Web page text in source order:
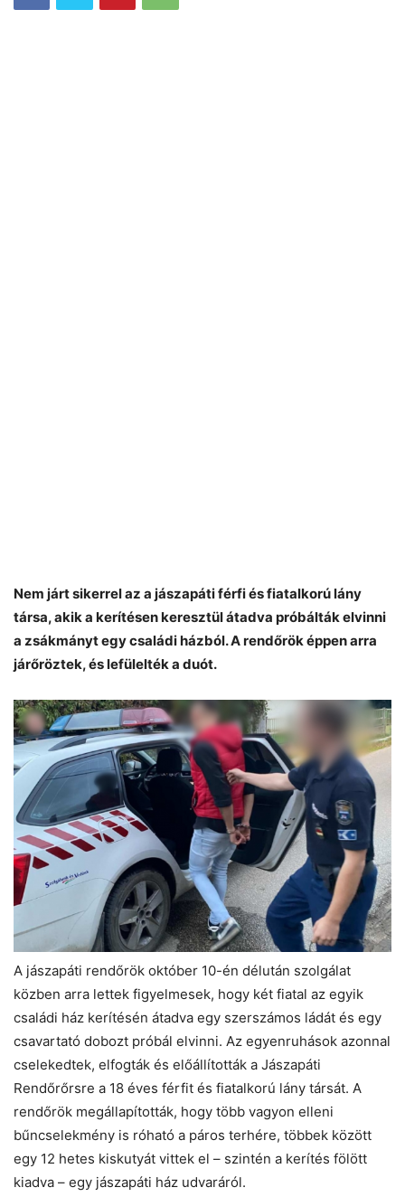
Nem járt sikerrel az a jászapáti férfi és fiatalkorú lány
társa, akik a kerítésen keresztül átadva próbálták elvinni
a zsákmányt egy családi házból. A rendőrök éppen arra
járőröztek, és lefülelték a duót.
A jászapáti rendőrök október 10-én délután szolgálat
közben arra lettek figyelmesek, hogy két fiatal az egyik
családi ház kerítésén átadva egy szerszámos ládát és egy
csavartató dobozt próbál elvinni. Az egyenruhások azonnal
cselekedtek, elfogták és előállították a Jászapáti
Rendőrőrsre a 18 éves férfit és fiatalkorú lány társát. A
rendőrök megállapították, hogy több vagyon elleni
bűncselekmény is róható a páros terhére, többek között
egy 12 hetes kiskutyát vittek el – szintén a kerítés fölött
kiadva – egy jászapáti ház udvaráról.